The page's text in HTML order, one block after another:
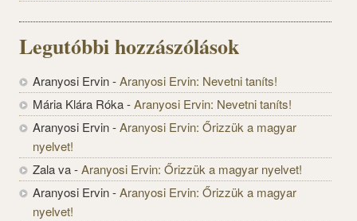
Legutóbbi hozzászólások
Aranyosi Ervin-Aranyosi Ervin: Nevetni taníts!
Mária Klára Róka-Aranyosi Ervin: Nevetni taníts!
Aranyosi Ervin-Aranyosi Ervin: Őrizzük a magyar
nyelvet!
Zala va-Aranyosi Ervin: Őrizzük a magyar nyelvet!
Aranyosi Ervin-Aranyosi Ervin: Őrizzük a magyar
nyelvet!